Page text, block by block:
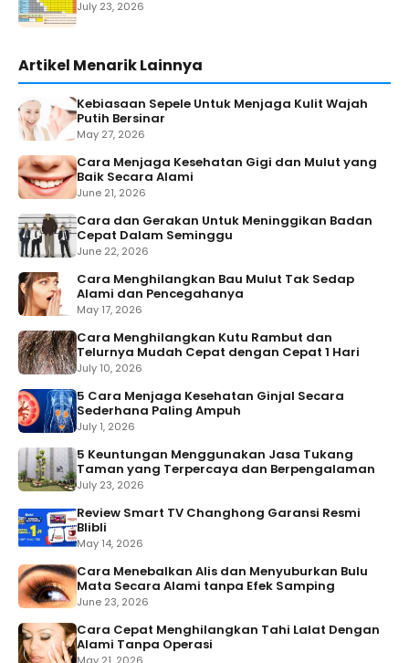
July 23, 2026
Artikel Menarik Lainnya
Kebiasaan Sepele Untuk Menjaga Kulit Wajah
Putih Bersinar
May 27, 2026
Cara Menjaga Kesehatan Gigi dan Mulut yang
Baik Secara Alami
June 21, 2026
Cara dan Gerakan Untuk Meninggikan Badan
Cepat Dalam Seminggu
June 22, 2026
Cara Menghilangkan Bau Mulut Tak Sedap
Alami dan Pencegahanya
May 17, 2026
Cara Menghilangkan Kutu Rambut dan
Telurnya Mudah Cepat dengan Cepat 1 Hari
July 10, 2026
5 Cara Menjaga Kesehatan Ginjal Secara
Sederhana Paling Ampuh
July 1, 2026
5 Keuntungan Menggunakan Jasa Tukang
Taman yang Terpercaya dan Berpengalaman
July 23, 2026
Review Smart TV Changhong Garansi Resmi
Blibli
May 14, 2026
Cara Menebalkan Alis dan Menyuburkan Bulu
Mata Secara Alami tanpa Efek Samping
June 23, 2026
Cara Cepat Menghilangkan Tahi Lalat Dengan
Alami Tanpa Operasi
May 21, 2026